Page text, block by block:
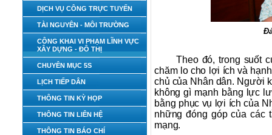
DỊCH VỤ CÔNG TRỰC TUYẾN
TÀI NGUYÊN - MÔI TRƯỜNG
CÔNG KHAI VI PHẠM LĨNH VỰC
XÂY DỰNG - ĐÔ THỊ
CHUYÊN MỤC 5S
LỊCH TIẾP DÂN
THÔNG TIN KỲ HỌP
THÔNG TIN LIÊN HỆ
THÔNG TIN BÁO CHÍ
Theo đó, trong suốt
chăm lo cho lợi ích và
chủ của Nhân dân. Người
không gì mạnh bằng lực
bằng phục vụ lợi ích của
những đóng góp của các
mạng.